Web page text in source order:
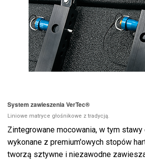
wsparcie
Język/Region
System zawieszenia VerTec®
Liniowe matryce głośnikowe z tradycją.
Zintegrowane mocowania, w tym
wykonane z premium'owych stopów
tworzą sztywne i niezawodne